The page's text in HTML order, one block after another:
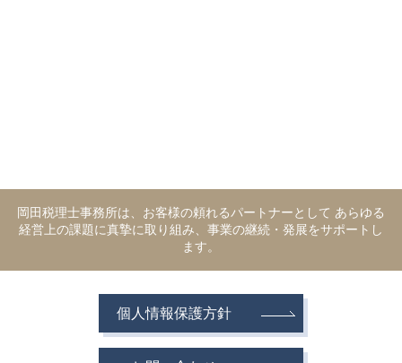
岡田税理士事務所は、お客様の頼れるパートナーとして あらゆる
経営上の課題に真摯に取り組み、事業の継続・発展をサポートし
ます。
個人情報保護方針